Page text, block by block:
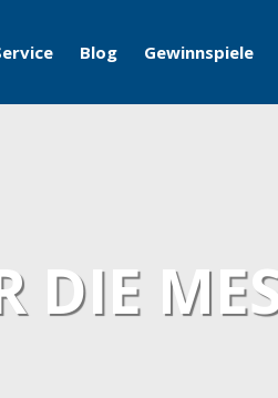
Blog Gewinnspiele
DIE